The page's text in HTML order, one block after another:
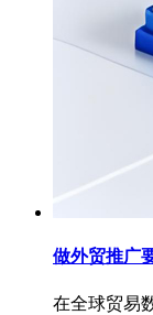
做外贸推广
在全球贸易